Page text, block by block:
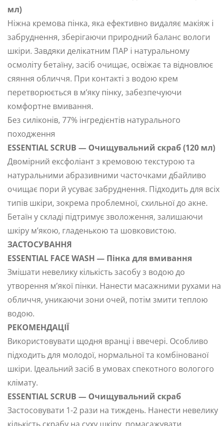
мл)
Ніжна кремова пінка, яка ефективно видаляє макіяж і
забруднення, зберігаючи природний баланс вологи
шкіри. Завдяки делікатним ПАР і натуральному
осмоліту бетаїну, засіб очищає, освіжає та відновлює
сяяння обличчя. При контакті з водою крем
перетворюється в м’яку пінку, забезпечуючи
комфортне вмивання.
Без силіконів, 77% інгредієнтів натурального
походження
ESSENTIAL SCRUB — Очищувальний скраб (120 мл)
Двомірний ексфоліант з кремовою текстурою та
натуральними абразивними часточками дбайливо
очищає пори й усуває забруднення. Підходить для всіх
типів шкіри, зокрема проблемної, схильної до акне.
Бетаїн у складі підтримує зволоження, залишаючи
шкіру м’якою, гладенькою та шовковистою.
ЗАСТОСУВАННЯ
ESSENTIAL FACE WASH — Пінка для вмивання
Змішати невелику кількість засобу з водою до
утворення м’якої пінки. Нанести масажними рухами на
обличчя, уникаючи зони очей, потім змити теплою
водою.
РЕКОМЕНДАЦІЇ
Використовувати щодня вранці і ввечері. Особливо
підходить для молодої, нормальної та комбінованої
шкіри. Ідеальний засіб в умовах спекотного вологого
клімату.
ESSENTIAL SCRUB — Очищувальний скраб
Застосовувати 1-2 рази на тиждень. Нанести невелику